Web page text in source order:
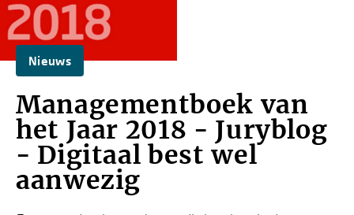
Nieuws
Managementboek van
het Jaar 2018 - Juryblog
- Digitaal best wel
aanwezig